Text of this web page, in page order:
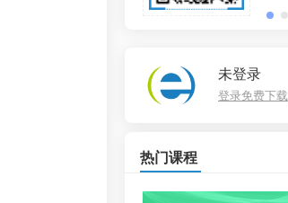
未登录
登录免费下载
热门课程